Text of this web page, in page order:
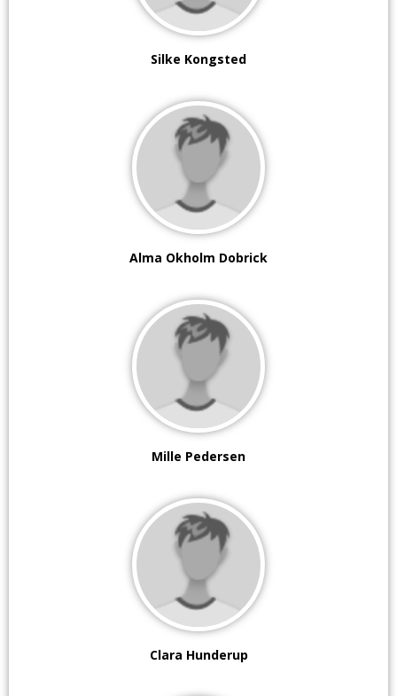
Silke Kongsted
Alma Okholm Dobrick
Mille Pedersen
Clara Hunderup